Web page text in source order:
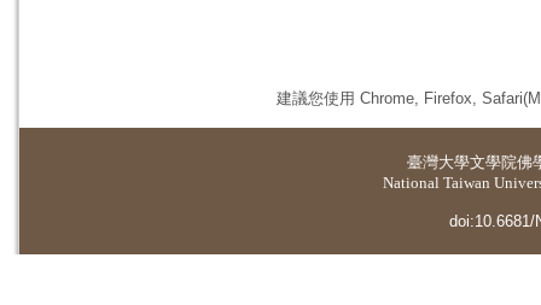
建議您使用 Chrome, Firefox,
臺灣大學文學院佛
National Taiwan
doi:10.6681/